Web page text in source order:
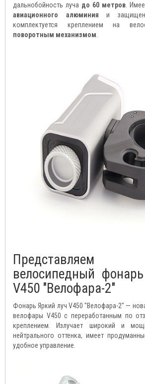
дальнобойность луча до 60 метров.
авиационного алюминия и
комплектуется креплением на
поворотным механизмом.
Представляем
велосипедный
V450 "Велофара-2"
Фонарь Яркий луч V450 "Велофара-2" —
велофары V450 с переработанным по
креплением. Излучает широкий и
нейтрального оттенка, имеет
удобное управление.